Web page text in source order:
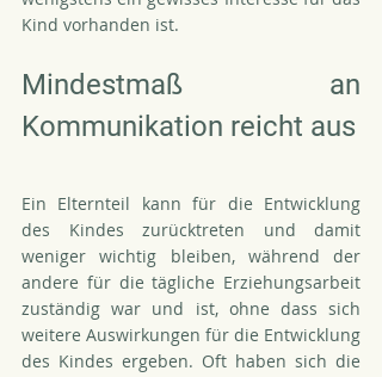
Kind vorhanden ist.
Mindestmaß an
Kommunikation reicht aus
Ein Elternteil kann für die Entwicklung
des Kindes zurücktreten und damit
weniger wichtig bleiben, während der
andere für die tägliche Erziehungsarbeit
zuständig war und ist, ohne dass sich
weitere Auswirkungen für die Entwicklung
des Kindes ergeben. Oft haben sich die